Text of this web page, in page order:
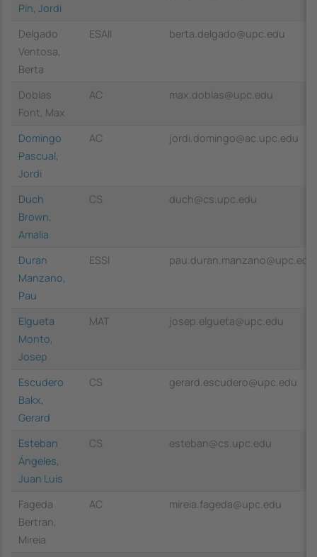
Pin, Jordi
Delgado
Ventosa,
Berta
ESAII berta.delgado@upc.edu
Doblas
Font, Max
AC max.doblas@upc.edu
Domingo
Pascual,
Jordi
AC jordi.domingo@ac.upc.edu
Duch
Brown,
Amalia
CS duch@cs.upc.edu
Duran
Manzano,
Pau
ESSI pau.duran.manzano@upc.edu
Elgueta
Monto,
Josep
MAT josep.elgueta@upc.edu
Escudero
Bakx,
Gerard
CS gerard.escudero@upc.edu
Esteban
Ángeles,
Juan Luis
CS esteban@cs.upc.edu
Fageda
Bertran,
Mireia
AC mireia.fageda@upc.edu